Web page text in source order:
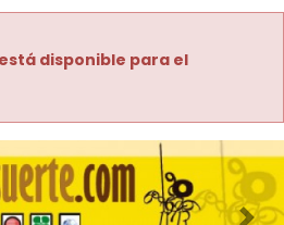
disponible para el